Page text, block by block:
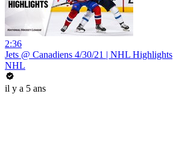
2:36
Jets @ Canadiens 4/30/21 | NHL Highlights
NHL
il y a 5 ans